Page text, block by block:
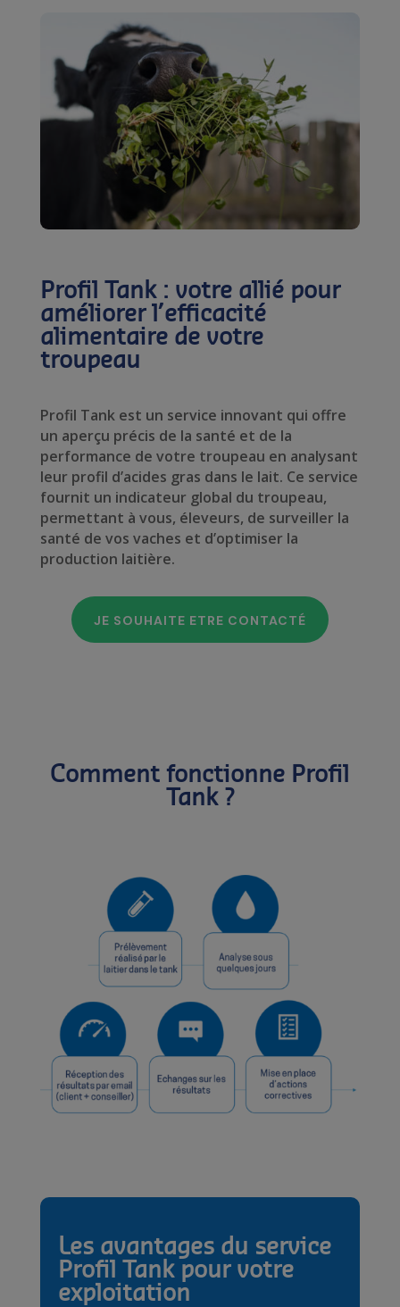
Profil Tank : votre allié pour
améliorer l’efficacité
alimentaire de votre
troupeau
Profil Tank est un service innovant qui offre
un aperçu précis de la santé et de la
performance de votre troupeau en analysant
leur profil d’acides gras dans le lait. Ce service
fournit un indicateur global du troupeau,
permettant à vous, éleveurs, de surveiller la
santé de vos vaches et d’optimiser la
production laitière.
JE SOUHAITE ETRE CONTACTÉ
Comment fonctionne Profil
Tank ?
Les avantages du service
Profil Tank pour votre
exploitation